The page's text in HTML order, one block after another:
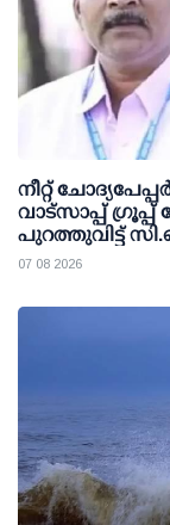
നീറ്റ്
വാട്സാപ്പ് ഗ്രൂപ്പ്
പുറത്തുവിട്ട്
07 08 2026